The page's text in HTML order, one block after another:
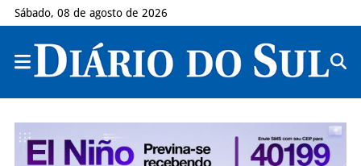
Sábado, 08 de agosto de 2026